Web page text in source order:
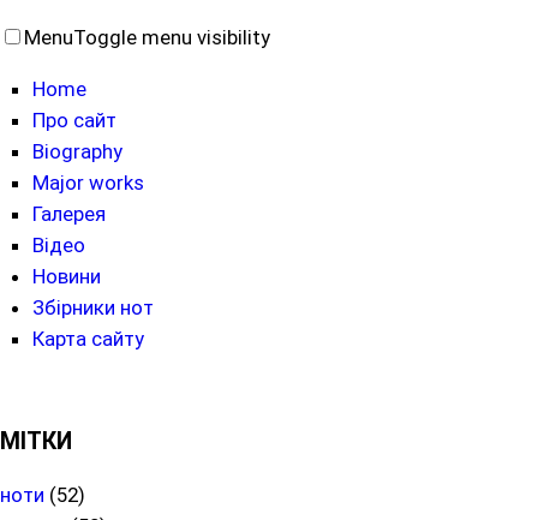
MenuToggle menu visibility
Home
Про сайт
Biography
Major works
Галерея
Відео
Новини
Збірники нот
Карта сайту
МІТКИ
ноти (52)